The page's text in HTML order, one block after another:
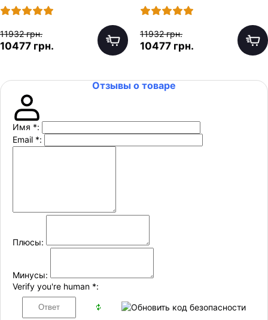
11932 грн.
10477 грн.
11932 грн.
10477 грн.
Отзывы о товаре
Имя *:
Email *:
Плюсы:
Минусы:
Verify you're human *: